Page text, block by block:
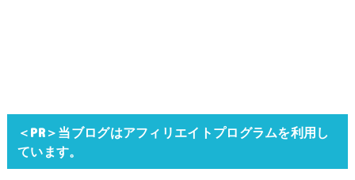
＜PR＞当ブログはアフィリエイトプログラムを利用し
ています。